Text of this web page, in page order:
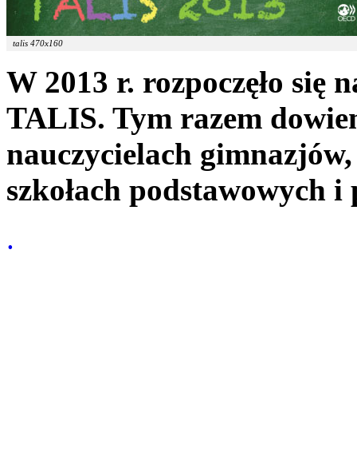
talis 470x160
W 2013 r. rozpoczęło się
TALIS. Tym razem
nauczycielach
szkołach podstawowych
.